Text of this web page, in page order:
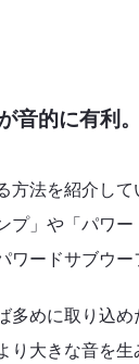
音的に有利
方法を紹介し
プ」や「パワ
ワードサブウ
多めに取り込
り大きな音を生